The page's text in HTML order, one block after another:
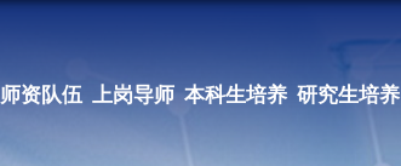
师资队伍 上岗导师 本科生培养 研究生培养